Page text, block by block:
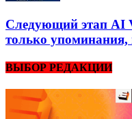
Следующий этап AI
только упоминания,
ВЫБОР РЕДАКЦИИ